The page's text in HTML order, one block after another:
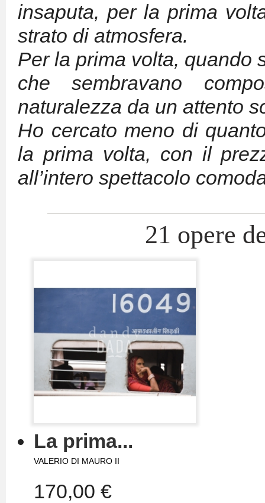
insaputa, per la prima
strato di atmosfera.
Per la prima volta, quando
che sembravano
naturalezza da un attento
Ho cercato meno di
la prima volta, con il
all’intero spettacolo
21 opere
La prima...
VALERIO DI MAURO II
170,00 €